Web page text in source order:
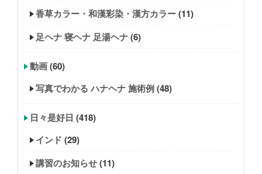
香草カラー・和漢彩染・漢方カラー(11)
足ヘナ 寝ヘナ 足湯ヘナ(6)
動画(60)
写真でわかる ハナヘナ 施術例(48)
日々是好日 (418)
インド (29)
講習のお知らせ(11)